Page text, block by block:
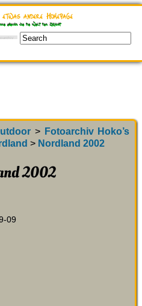
andere Homepage
ebenso wie die Welt der Zukunft
> Fotoarchiv Hoko’s
> Nordland 2002
2002
09